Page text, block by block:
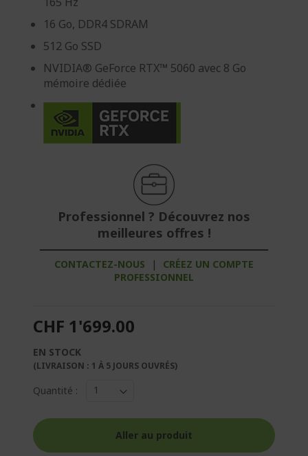
16 Go, DDR4 SDRAM
512 Go SSD
NVIDIA® GeForce RTX™ 5060 avec 8 Go
mémoire dédiée
Professionnel ? Découvrez nos
meilleures offres !
CONTACTEZ-NOUS |
CRÉEZ UN COMPTE
PROFESSIONNEL
CHF 1'699.00
EN STOCK
(LIVRAISON : 1 À 5 JOURS OUVRÉS)
Quantité :
Aller au produit